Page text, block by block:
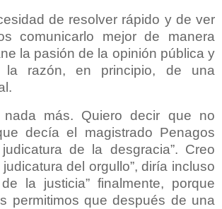
de resolver rápido y de ver
comunicarlo mejor de manera
la pasión de la opinión pública y
la razón, en principio, de una
nada más. Quiero decir que no
decía el magistrado Penagos
de la desgracia”. Creo
del orgullo”, diría incluso
la justicia” finalmente, porque
permitimos que después de una